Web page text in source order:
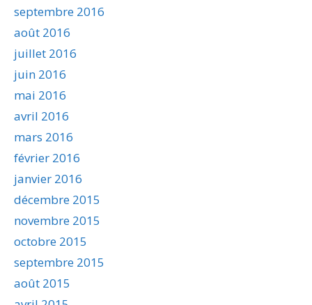
septembre 2016
août 2016
juillet 2016
juin 2016
mai 2016
avril 2016
mars 2016
février 2016
janvier 2016
décembre 2015
novembre 2015
octobre 2015
septembre 2015
août 2015